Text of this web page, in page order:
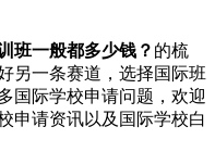
班一般都多少钱？ 的梳
另一条赛道，选择国际班
国际学校申请问题，欢迎
申请资讯以及国际学校白